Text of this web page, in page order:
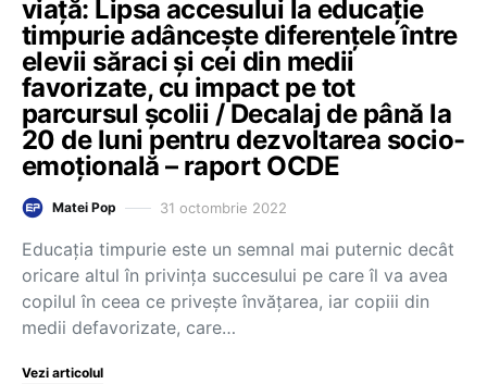
viață: Lipsa accesului la educație
timpurie adâncește diferențele între
elevii săraci și cei din medii
favorizate, cu impact pe tot
parcursul școlii / Decalaj de până la
20 de luni pentru dezvoltarea socio-
emoțională – raport OCDE
Matei Pop 31 octombrie 2022
Educația timpurie este un semnal mai puternic decât
oricare altul în privința succesului pe care îl va avea
copilul în ceea ce privește învățarea, iar copiii din
medii defavorizate, care…
Vezi articolul